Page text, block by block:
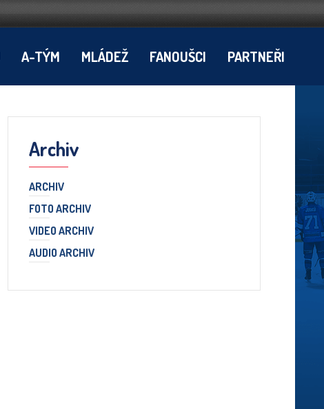
A-TÝM MLÁDEŽ FANOUŠCI PARTNEŘI
Archiv
ARCHIV
FOTO ARCHIV
VIDEO ARCHIV
AUDIO ARCHIV